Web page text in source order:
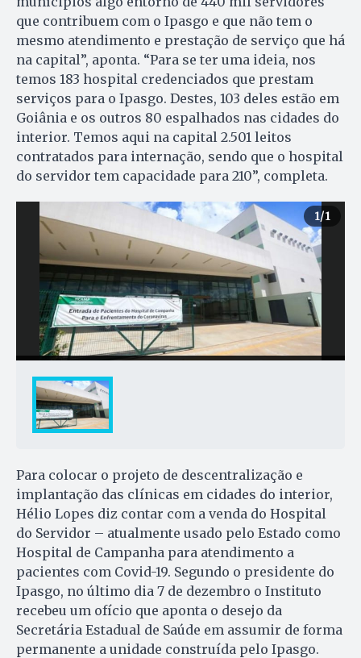
que contribuem com o Ipasgo e que não tem o
mesmo atendimento e prestação de serviço que há
na capital”, aponta. “Para se ter uma ideia, nos
temos 183 hospital credenciados que prestam
serviços para o Ipasgo. Destes, 103 deles estão em
Goiânia e os outros 80 espalhados nas cidades do
interior. Temos aqui na capital 2.501 leitos
contratados para internação, sendo que o hospital
do servidor tem capacidade para 210”, completa.
1/1
Para colocar o projeto de descentralização e
implantação das clínicas em cidades do interior,
Hélio Lopes diz contar com a venda do Hospital
do Servidor – atualmente usado pelo Estado como
Hospital de Campanha para atendimento a
pacientes com Covid-19. Segundo o presidente do
Ipasgo, no último dia 7 de dezembro o Instituto
recebeu um ofício que aponta o desejo da
Secretária Estadual de Saúde em assumir de forma
permanente a unidade construída pelo Ipasgo.